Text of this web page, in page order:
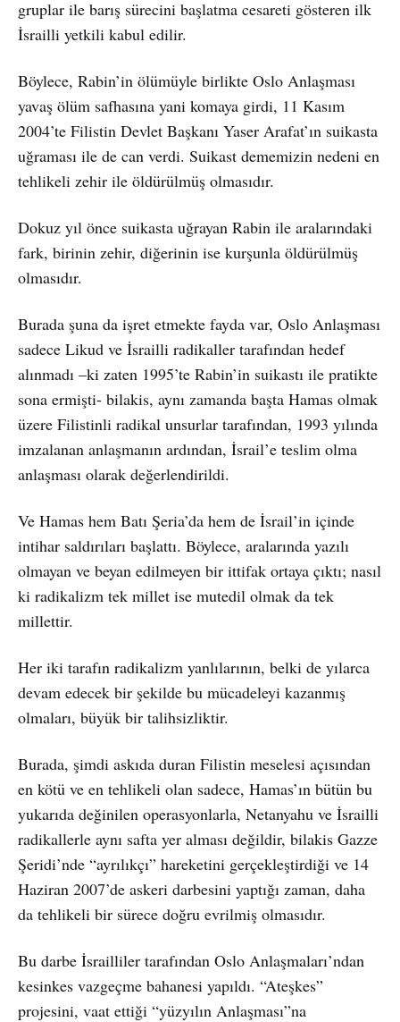
gruplar ile barış sürecini başlatma cesareti gösteren ilk
İsrailli yetkili kabul edilir.
Böylece, Rabin’in ölümüyle birlikte Oslo Anlaşması
yavaş ölüm safhasına yani komaya girdi, 11 Kasım
2004’te Filistin Devlet Başkanı Yaser Arafat’ın suikasta
uğraması ile de can verdi. Suikast dememizin nedeni en
tehlikeli zehir ile öldürülmüş olmasıdır.
Dokuz yıl önce suikasta uğrayan Rabin ile aralarındaki
fark, birinin zehir, diğerinin ise kurşunla öldürülmüş
olmasıdır.
Burada şuna da işret etmekte fayda var, Oslo Anlaşması
sadece Likud ve İsrailli radikaller tarafından hedef
alınmadı –ki zaten 1995’te Rabin’in suikastı ile pratikte
sona ermişti- bilakis, aynı zamanda başta Hamas olmak
üzere Filistinli radikal unsurlar tarafından, 1993 yılında
imzalanan anlaşmanın ardından, İsrail’e teslim olma
anlaşması olarak değerlendirildi.
Ve Hamas hem Batı Şeria’da hem de İsrail’in içinde
intihar saldırıları başlattı. Böylece, aralarında yazılı
olmayan ve beyan edilmeyen bir ittifak ortaya çıktı; nasıl
ki radikalizm tek millet ise mutedil olmak da tek
millettir.
Her iki tarafın radikalizm yanlılarının, belki de yılarca
devam edecek bir şekilde bu mücadeleyi kazanmış
olmaları, büyük bir talihsizliktir.
Burada, şimdi askıda duran Filistin meselesi açısından
en kötü ve en tehlikeli olan sadece, Hamas’ın bütün bu
yukarıda değinilen operasyonlarla, Netanyahu ve İsrailli
radikallerle aynı safta yer alması değildir, bilakis Gazze
Şeridi’nde “ayrılıkçı” hareketini gerçekleştirdiği ve 14
Haziran 2007’de askeri darbesini yaptığı zaman, daha
da tehlikeli bir sürece doğru evrilmiş olmasıdır.
Bu darbe İsrailliler tarafından Oslo Anlaşmaları’ndan
kesinkes vazgeçme bahanesi yapıldı. “Ateşkes”
projesini, vaat ettiği “yüzyılın Anlaşması”na